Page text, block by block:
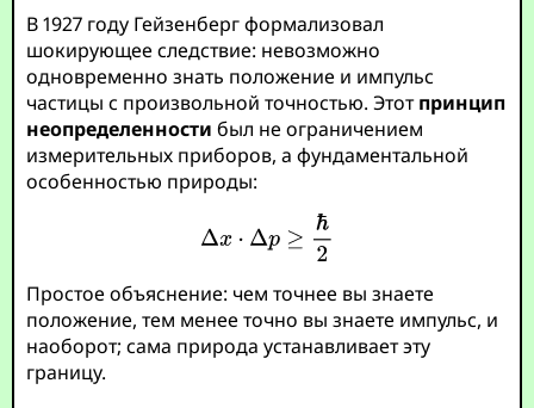
В 1927 году Гейзенберг формализовал
шокирующее следствие: невозможно
одновременно знать положение и импульс
частицы с произвольной точностью. Этотпринцип
неопределенности был не ограничением
измерительных приборов, а фундаментальной
особенностью природы:
Простое объяснение: чем точнее вы знаете
положение, тем менее точно вы знаете импульс, и
наоборот; сама природа устанавливает эту
границу.